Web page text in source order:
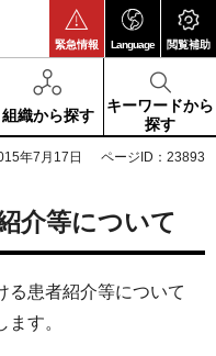
緊急情報 Language 閲覧補助
組織から探す
キーワードから
探す
年7月17日 ページID：23893
介等について
る患者紹介等について
す。